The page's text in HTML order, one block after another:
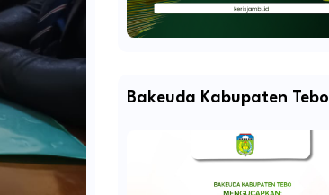
Bakeuda Kabupaten Tebo